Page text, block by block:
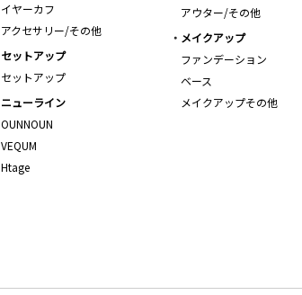
アウター/その他
イヤーカフ
アクセサリー/その他
メイクアップ
ファンデーション
ベース
メイクアップその他
セットアップ
セットアップ
ニューライン
OUNNOUN
VEQUM
Htage